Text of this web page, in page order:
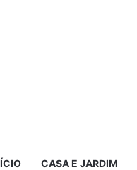
CASA E JARDIM